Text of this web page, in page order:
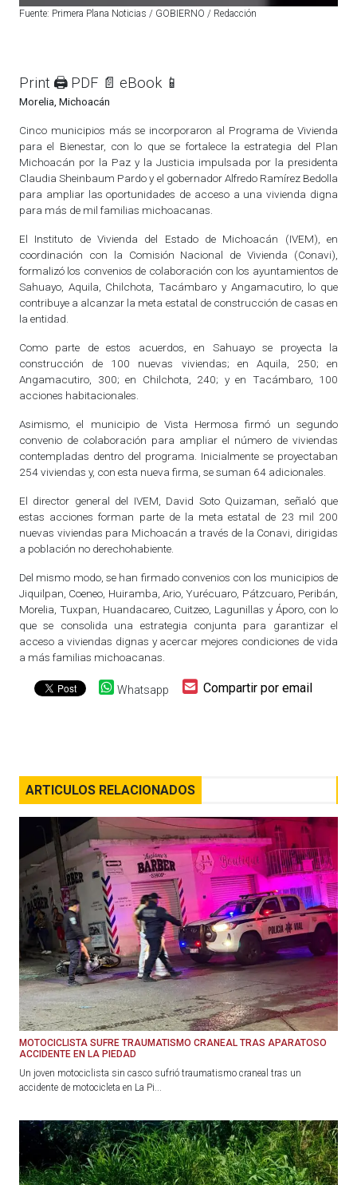
Fuente: Primera Plana Noticias / GOBIERNO / Redacción
Print 🖨 PDF 📄 eBook 📱
Morelia, Michoacán
Cinco municipios más se incorporaron al Programa de Vivienda
para el Bienestar, con lo que se fortalece la estrategia del Plan
Michoacán por la Paz y la Justicia impulsada por la presidenta
Claudia Sheinbaum Pardo y el gobernador Alfredo Ramírez Bedolla
para ampliar las oportunidades de acceso a una vivienda digna
para más de mil familias michoacanas.
El Instituto de Vivienda del Estado de Michoacán (IVEM), en
coordinación con la Comisión Nacional de Vivienda (Conavi),
formalizó los convenios de colaboración con los ayuntamientos de
Sahuayo, Aquila, Chilchota, Tacámbaro y Angamacutiro, lo que
contribuye a alcanzar la meta estatal de construcción de casas en
la entidad.
Como parte de estos acuerdos, en Sahuayo se proyecta la
construcción de 100 nuevas viviendas; en Aquila, 250; en
Angamacutiro, 300; en Chilchota, 240; y en Tacámbaro, 100
acciones habitacionales.
Asimismo, el municipio de Vista Hermosa firmó un segundo
convenio de colaboración para ampliar el número de viviendas
contempladas dentro del programa. Inicialmente se proyectaban
254 viviendas y, con esta nueva firma, se suman 64 adicionales.
El director general del IVEM, David Soto Quizaman, señaló que
estas acciones forman parte de la meta estatal de 23 mil 200
nuevas viviendas para Michoacán a través de la Conavi, dirigidas
a población no derechohabiente.
Del mismo modo, se han firmado convenios con los municipios de
Jiquilpan, Coeneo, Huiramba, Ario, Yurécuaro, Pátzcuaro, Peribán,
Morelia, Tuxpan, Huandacareo, Cuitzeo, Lagunillas y Áporo, con lo
que se consolida una estrategia conjunta para garantizar el
acceso a viviendas dignas y acercar mejores condiciones de vida
a más familias michoacanas.
Whatsapp Compartir por email
ARTICULOS RELACIONADOS
MOTOCICLISTA SUFRE TRAUMATISMO CRANEAL TRAS APARATOSO
ACCIDENTE EN LA PIEDAD
Un joven motociclista sin casco sufrió traumatismo craneal tras un
accidente de motocicleta en La Pi...